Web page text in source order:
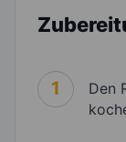
1
Den